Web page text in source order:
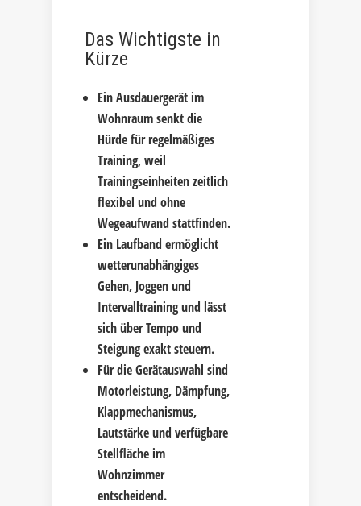
Das Wichtigste in
Kürze
Ein Ausdauergerät im
Wohnraum senkt die
Hürde für regelmäßiges
Training, weil
Trainingseinheiten zeitlich
flexibel und ohne
Wegeaufwand stattfinden.
Ein Laufband ermöglicht
wetterunabhängiges
Gehen, Joggen und
Intervalltraining und lässt
sich über Tempo und
Steigung exakt steuern.
Für die Gerätauswahl sind
Motorleistung, Dämpfung,
Klappmechanismus,
Lautstärke und verfügbare
Stellfläche im
Wohnzimmer
entscheidend.